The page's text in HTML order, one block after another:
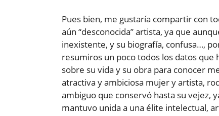
Pues bien, me gustaría compartir con
aún “desconocida” artista, ya que
inexistente, y su biografía, confusa…,
resumiros un poco todos los datos
sobre su vida y su obra para conocer
atractiva y ambiciosa mujer y artista,
ambiguo que conservó hasta su vejez,
mantuvo unida a una élite intelectual,